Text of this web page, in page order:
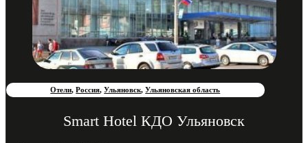
Отели,Россия,Ульяновск,Ульяновская область
Smart Hotel КДО Ульяновск